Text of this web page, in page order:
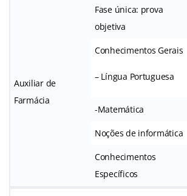
Auxiliar de
Farmácia
Fase única: prova
objetiva
Conhecimentos Gerais
– Língua Portuguesa
-Matemática
Noções de informática
Conhecimentos
Específicos